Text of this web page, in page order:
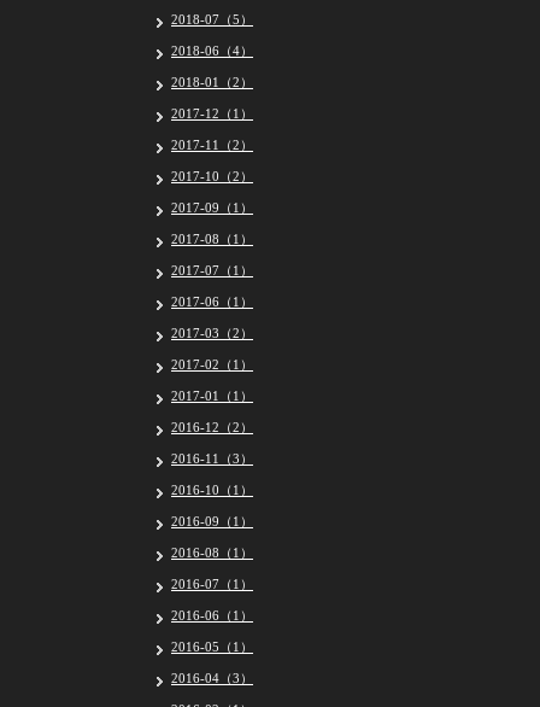
2018-07（5）
2018-06（4）
2018-01（2）
2017-12（1）
2017-11（2）
2017-10（2）
2017-09（1）
2017-08（1）
2017-07（1）
2017-06（1）
2017-03（2）
2017-02（1）
2017-01（1）
2016-12（2）
2016-11（3）
2016-10（1）
2016-09（1）
2016-08（1）
2016-07（1）
2016-06（1）
2016-05（1）
2016-04（3）